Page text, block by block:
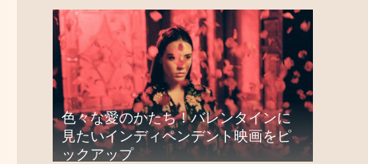
色々な愛のかたち！バレンタインに
見たいインディペンデント映画をピ
ックアップ